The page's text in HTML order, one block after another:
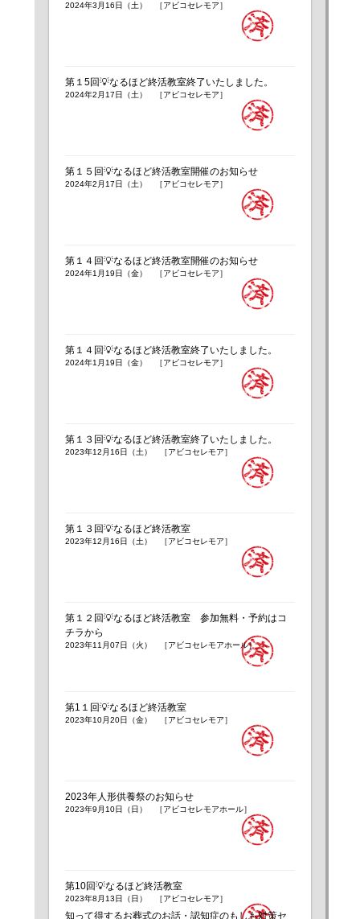
2024年3月16日（土） ［アビコセレモア］
第１5回💡なるほど終活教室終了いたしました。
2024年2月17日（土） ［アビコセレモア］
第１５回💡なるほど終活教室開催のお知らせ
2024年2月17日（土） ［アビコセレモア］
第１４回💡なるほど終活教室開催のお知らせ
2024年1月19日（金） ［アビコセレモア］
第１４回💡なるほど終活教室終了いたしました。
2024年1月19日（金） ［アビコセレモア］
第１３回💡なるほど終活教室終了いたしました。
2023年12月16日（土） ［アビコセレモア］
第１３回💡なるほど終活教室
2023年12月16日（土） ［アビコセレモア］
第１２回💡なるほど終活教室 参加無料・予約はコ
チラから
2023年11月07日（火） ［アビコセレモアホール］
第1１回💡なるほど終活教室
2023年10月20日（金） ［アビコセレモア］
2023年人形供養祭のお知らせ
2023年9月10日（日） ［アビコセレモアホール］
第10回💡なるほど終活教室
2023年8月13日（日） ［アビコセレモア］
知って得するお葬式のお話・認知症のもしも対策セ